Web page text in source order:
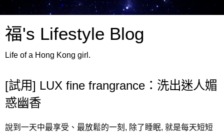
福's Lifestyle Blog
Life of a Hong Kong girl.
[試用] LUX fine frangrance：洗出迷人媚
惑幽香
說到一天中最享受、最放鬆的一刻, 除了睡眠, 就是每天短短